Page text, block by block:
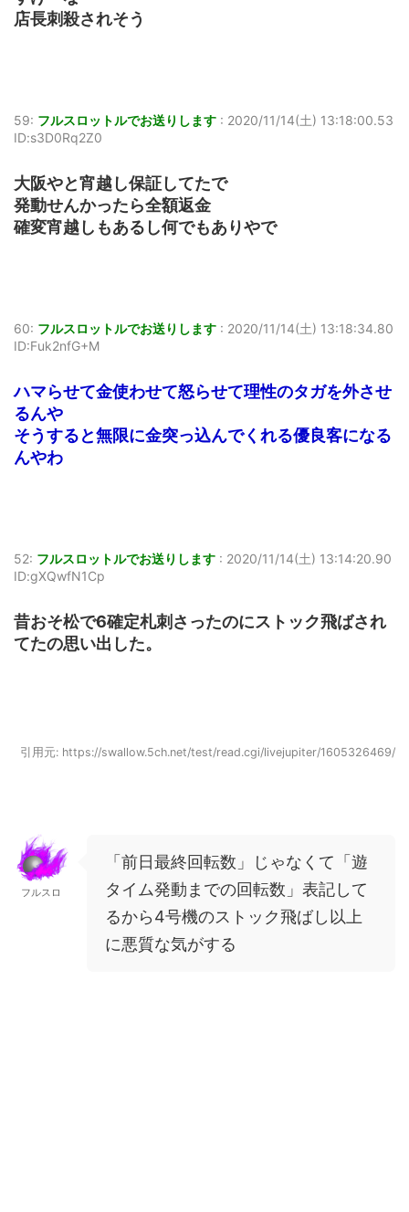
店長刺殺されそう
59: フルスロットルでお送りします : 2020/11/14(土) 13:18:00.53
ID:s3D0Rq2Z0
大阪やと宵越し保証してたで
発動せんかったら全額返金
確変宵越しもあるし何でもありやで
60: フルスロットルでお送りします : 2020/11/14(土) 13:18:34.80
ID:Fuk2nfG+M
ハマらせて金使わせて怒らせて理性のタガを外させ
るんや
そうすると無限に金突っ込んでくれる優良客になる
んやわ
52: フルスロットルでお送りします : 2020/11/14(土) 13:14:20.90
ID:gXQwfN1Cp
昔おそ松で6確定札刺さったのにストック飛ばされ
てたの思い出した。
引用元: https://swallow.5ch.net/test/read.cgi/livejupiter/1605326469/
フルスロ
「前日最終回転数」じゃなくて「遊
タイム発動までの回転数」表記して
るから4号機のストック飛ばし以上
に悪質な気がする